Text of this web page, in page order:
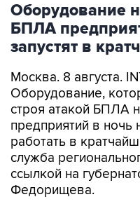
Оборудование
БПЛА
запустят в
Москва. 8 августа.
Оборудование,
строя атакой БПЛА
предприятий в ночь
работать в
служба
ссылкой на
Федорищева.